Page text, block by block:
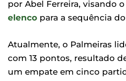
por Abel Ferreira, visando
elenco para a sequência
Atualmente, o Palmeiras
com 13 pontos, resultado
um empate em cinco